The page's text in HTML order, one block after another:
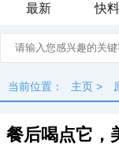
最新
快料
当前位置： 主页 >
餐后喝点它，